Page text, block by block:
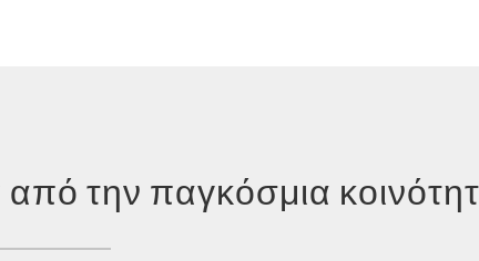
από την παγκόσμια